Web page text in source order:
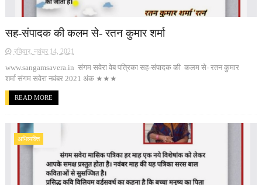
सह-संपादक की कलम से- रतन कुमार शर्मा
रविवार, नवंबर 14, 2021
www.sangamsavera.in संगम सवेरा वेब पत्रिका सह-संपादक की कलम से- रतन कुमार
शर्मा संगम सवेरा नवंबर 2021 अंक ★★★
READ MORE
अभिव्यक्ति